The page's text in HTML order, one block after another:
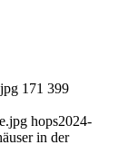
171 399
hops2024-
in der